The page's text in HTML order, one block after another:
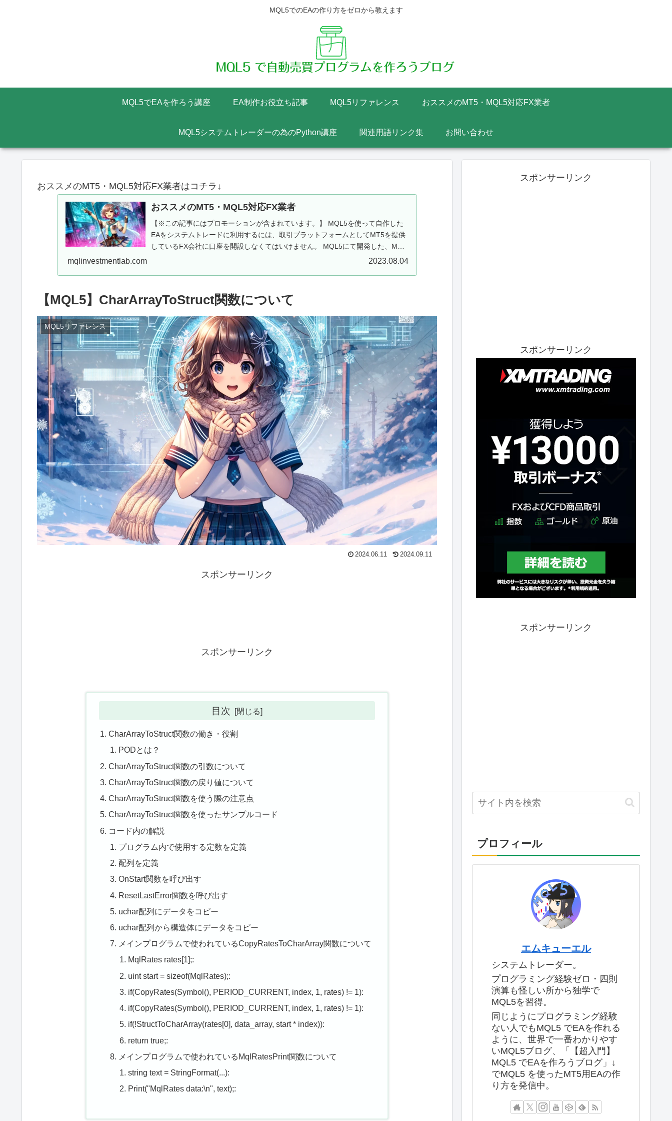
MQL5でのEAの作り方をゼロから教えます
MQL5でEAを作ろう講座 EA制作お役立ち記事 MQL5リファレンス おススメのMT5・MQL5対応FX業者
MQL5システムトレーダーの為のPython講座 関連用語リンク集 お問い合わせ
おススメのMT5・MQL5対応FX業者はコチラ↓
おススメのMT5・MQL5対応FX業者
【※この記事にはプロモーションが含まれています。】 MQL5を使って自作した
EAをシステムトレードに利用するには、取引プラットフォームとしてMT5を提供
しているFX会社に口座を開設しなくてはいけません。 MQL5にて開発した、MT5
mqlinvestmentlab.com 2023.08.04
【MQL5】CharArrayToStruct関数について
MQL5リファレンス
2024.06.11 2024.09.11
スポンサーリンク
スポンサーリンク
目次
CharArrayToStruct関数の働き・役割
PODとは？
CharArrayToStruct関数の引数について
CharArrayToStruct関数の戻り値について
CharArrayToStruct関数を使う際の注意点
CharArrayToStruct関数を使ったサンプルコード
コード内の解説
プログラム内で使用する定数を定義
配列を定義
OnStart関数を呼び出す
ResetLastError関数を呼び出す
uchar配列にデータをコピー
uchar配列から構造体にデータをコピー
メインプログラムで使われているCopyRatesToCharArray関数について
MqlRates rates[1];:
uint start = sizeof(MqlRates);:
if(CopyRates(Symbol(), PERIOD_CURRENT, index, 1, rates) != 1):
if(CopyRates(Symbol(), PERIOD_CURRENT, index, 1, rates) != 1):
if(!StructToCharArray(rates[0], data_array, start * index)):
return true;:
メインプログラムで使われているMqlRatesPrint関数について
string text = StringFormat(...):
Print("MqlRates data:\n", text);:
スポンサーリンク
スポンサーリンク
スポンサーリンク
プロフィール
エムキューエル
システムトレーダー。
プログラミング経験ゼロ・四則
演算も怪しい所から独学で
MQL5を習得。
同じようにプログラミング経験
ない人でもMQL5 でEAを作れる
ように、世界で一番わかりやす
いMQL5ブログ、「【超入門】
MQL5 でEAを作ろうブログ」↓
でMQL5 を使ったMT5用EAの作
り方を発信中。